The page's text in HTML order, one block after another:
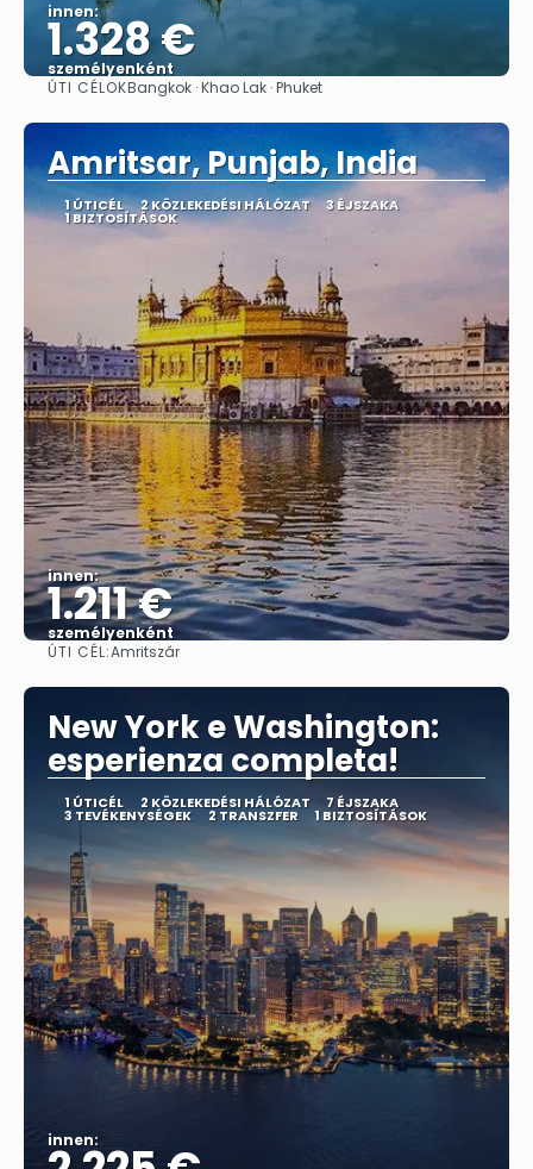
innen:
1.328 €
személyenként
Megnézem
ÚTI CÉLOKBangkok · Khao Lak · Phuket
Amritsar, Punjab, India
1 ÚTICÉL 2 KÖZLEKEDÉSI HÁLÓZAT 3 ÉJSZAKA
1 BIZTOSÍTÁSOK
innen:
1.211 €
személyenként
ÚTI CÉL:Amritszár
New York e Washington:
esperienza completa!
1 ÚTICÉL 2 KÖZLEKEDÉSI HÁLÓZAT 7 ÉJSZAKA
3 TEVÉKENYSÉGEK 2 TRANSZFER 1 BIZTOSÍTÁSOK
innen: